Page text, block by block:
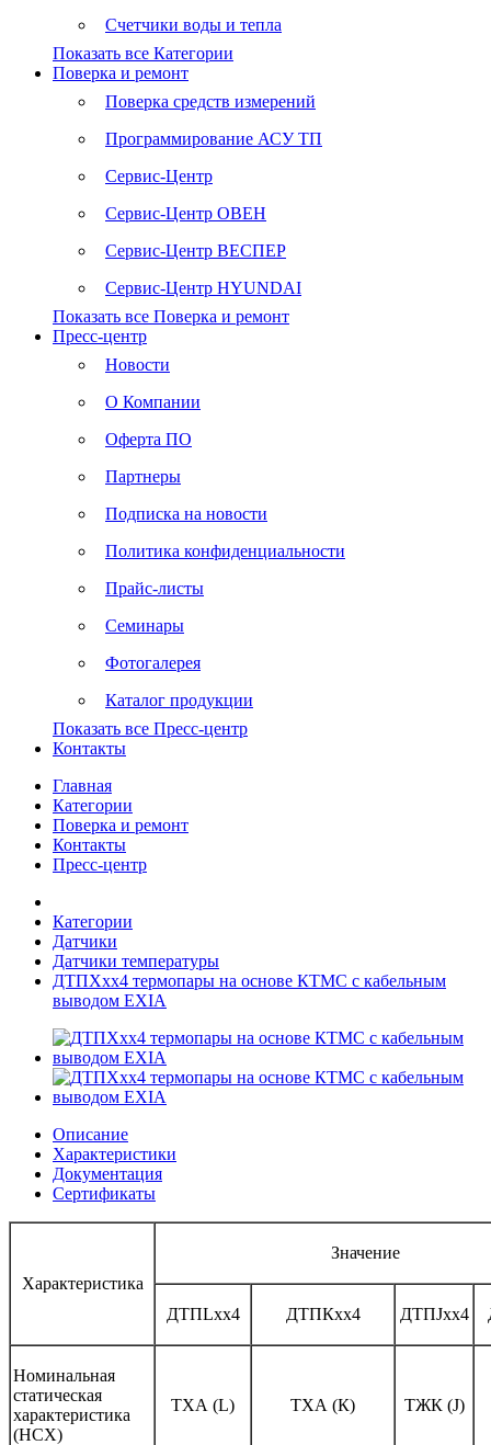
Счетчики воды и тепла
Показать все Категории
Поверка и ремонт
Поверка средств измерений
Программирование АСУ ТП
Сервис-Центр
Сервис-Центр ОВЕН
Сервис-Центр ВЕСПЕР
Сервис-Центр HYUNDAI
Показать все Поверка и ремонт
Пресс-центр
Новости
О Компании
Оферта ПО
Партнеры
Подписка на новости
Политика конфиденциальности
Прайс-листы
Семинары
Фотогалерея
Каталог продукции
Показать все Пресс-центр
Контакты
Главная
Категории
Поверка и ремонт
Контакты
Пресс-центр
Категории
Датчики
Датчики температуры
ДТПХхх4 термопары на основе КТМС с кабельным
выводом EXIA
Описание
Характеристики
Документация
Сертификаты
Характеристика
Значение
ДТПLхх4 ДТПКхх4 ДТПJхх4
Номинальная
статическая
характеристика
(НСХ)
ТХА (L) ТХА (К) ТЖК (J)